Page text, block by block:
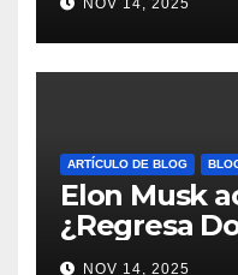
#Dogecoin
ARTÍCULO DE BLOG
Elon Musk
¿Regresa
nuevo pago
NOV 14, 2025